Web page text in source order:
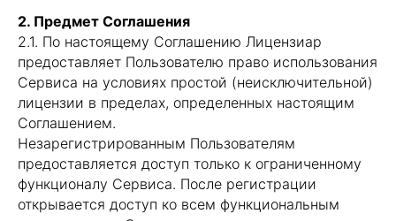
2. Предмет Соглашения
2.1. По настоящему Соглашению Лицензиар
предоставляет Пользователю право использования
Сервиса на условиях простой (неисключительной)
лицензии в пределах, определенных настоящим
Соглашением.
Незарегистрированным Пользователям
предоставляется доступ только к ограниченному
функционалу Сервиса. После регистрации
открывается доступ ко всем функциональным